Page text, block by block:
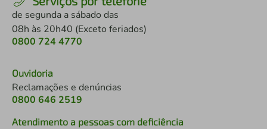
de segunda a sábado das
08h às 20h40 (Exceto feriados)
0800 724 4770
Ouvidoria
Reclamações e denúncias
0800 646 2519
Atendimento a pessoas com deficiência